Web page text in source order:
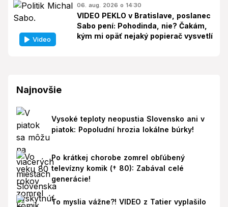
Video
06. aug. 2026 o 14:30
VIDEO PEKLO v Bratislave, poslanec
Sabo pení: Pohodinda, nie? Čakám,
kým mi opäť nejaký popierač vysvetlí
Najnovšie
Vysoké teploty neopustia Slovensko ani v
piatok: Popoludní hrozia lokálne búrky!
Po krátkej chorobe zomrel obľúbený
televízny komik († 80): Zabával celé
generácie!
To myslia vážne?! VIDEO z Tatier vyplašilo